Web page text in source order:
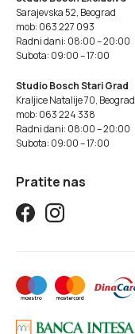
Sarajevska 52, Beograd
mob: 063 227 093
Radni dani: 08:00 – 20:00
Subota: 09:00 – 17:00
Studio Bosch Stari Grad
Kraljice Natalije 70, Beograd
mob: 063 224 338
Radni dani: 08:00 – 20:00
Subota: 09:00 – 17:00
Pratite nas